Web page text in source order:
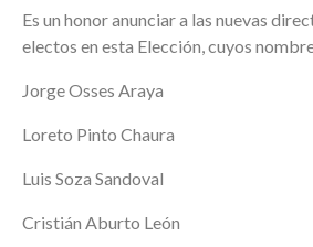
Es un honor anunciar a las nuevas
electos en esta Elección, cuyos
Jorge Osses Araya
Loreto Pinto Chaura
Luis Soza Sandoval
Cristián Aburto León